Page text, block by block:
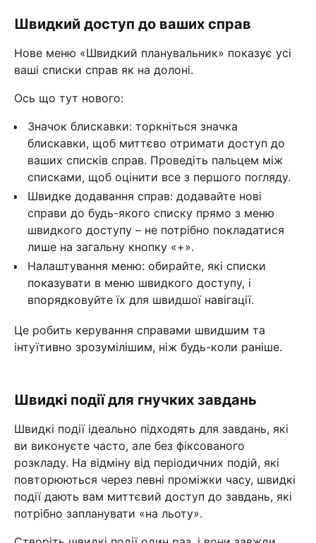
Швидкий доступ до ваших справ
Нове меню «Швидкий планувальник» показує усі
ваші списки справ як на долоні.
Ось що тут нового:
Значок блискавки: торкніться значка
блискавки, щоб миттєво отримати доступ до
ваших списків справ. Проведіть пальцем між
списками, щоб оцінити все з першого погляду.
Швидке додавання справ: додавайте нові
справи до будь-якого списку прямо з меню
швидкого доступу – не потрібно покладатися
лише на загальну кнопку «+».
Налаштування меню: обирайте, які списки
показувати в меню швидкого доступу, і
впорядковуйте їх для швидшої навігації.
Це робить керування справами швидшим та
інтуїтивно зрозумілішим, ніж будь-коли раніше.
Швидкі події для гнучких завдань
Швидкі події ідеально підходять для завдань, які
ви виконуєте часто, але без фіксованого
розкладу. На відміну від періодичних подій, які
повторюються через певні проміжки часу, швидкі
події дають вам миттєвий доступ до завдань, які
потрібно запланувати «на льоту».